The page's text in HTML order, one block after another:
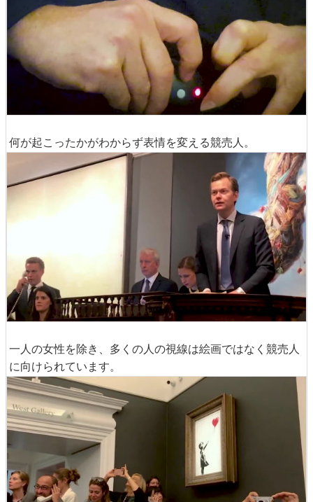
何が起こったかがわからず表情を変える競売人。
一人の女性を除き、多くの人の視線は絵画ではなく競売人
に向けられています。